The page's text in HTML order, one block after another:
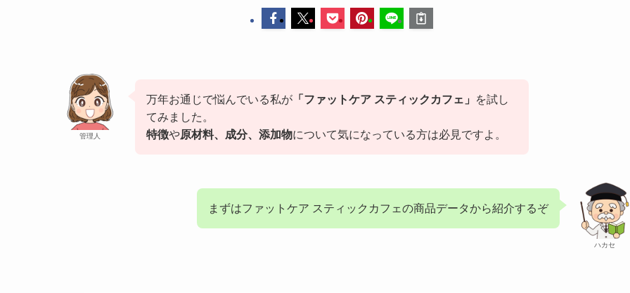
管理人
万年お通じで悩んでいる私が 「ファットケア スティックカフェ」
を試し
てみました。
特徴や原材料、成分、添加物について気になっている方は必見ですよ。
ハカセ
まずはファットケア スティックカフェの商品データから紹介するぞ